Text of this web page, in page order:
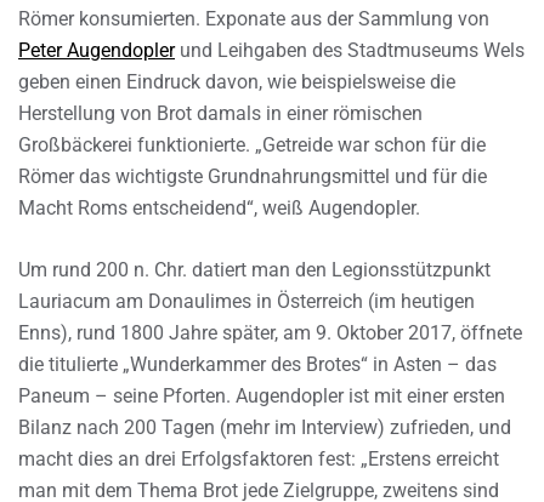
Römer konsumierten. Exponate aus der Sammlung von
Peter Augendoplerund Leihgaben des Stadtmuseums Wels
geben einen Eindruck davon, wie beispielsweise die
Herstellung von Brot damals in einer römischen
Großbäckerei funktionierte. „Getreide war schon für die
Römer das wichtigste Grundnahrungsmittel und für die
Macht Roms entscheidend“, weiß Augendopler.
Um rund 200 n. Chr. datiert man den Legionsstützpunkt
Lauriacum am Donaulimes in Österreich (im heutigen
Enns), rund 1800 Jahre später, am 9. Oktober 2017, öffnete
die titulierte „Wunderkammer des Brotes“ in Asten – das
Paneum – seine Pforten. Augendopler ist mit einer ersten
Bilanz nach 200 Tagen (mehr im Interview) zufrieden, und
macht dies an drei Erfolgsfaktoren fest: „Erstens erreicht
man mit dem Thema Brot jede Zielgruppe, zweitens sind